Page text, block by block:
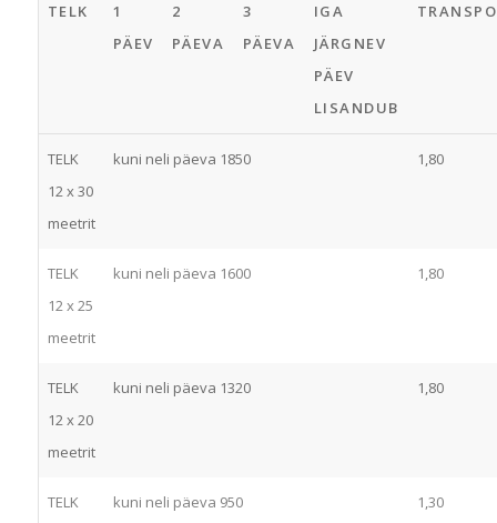
TELK
1
PÄEV
2
PÄEVA
3
PÄEVA
IGA
JÄRGNEV
PÄEV
LISANDUB
TELK
12 x 30
meetrit
kuni neli päeva 1850 1,80
TELK
12 x 25
meetrit
kuni neli päeva 1600 1,80
TELK
12 x 20
meetrit
kuni neli päeva 1320 1,80
TELK
kuni neli päeva 950 1,30